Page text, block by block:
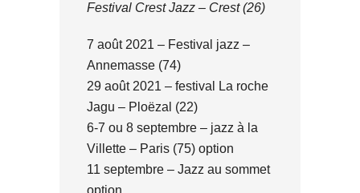
Festival Crest Jazz – Crest (26)
7 août 2021 – Festival jazz –
Annemasse (74)
29 août 2021 – festival La roche
Jagu – Ploëzal (22)
6-7 ou 8 septembre – jazz à la
Villette – Paris (75) option
11 septembre – Jazz au sommet